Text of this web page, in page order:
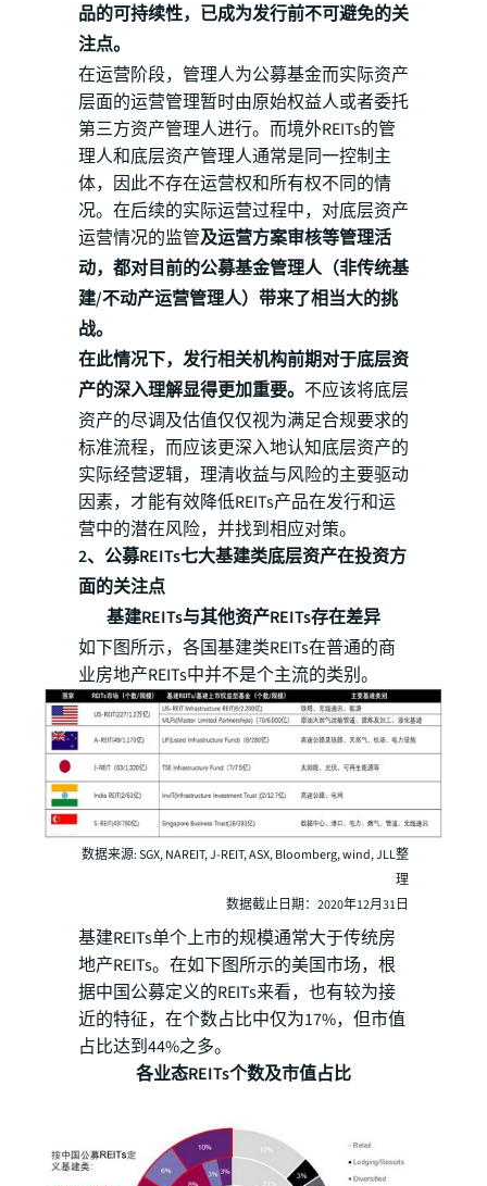
品的可持续性，已成为发行前不可避免的关
注点。
在运营阶段，管理人为公募基金而实际资产
层面的运营管理暂时由原始权益人或者委托
第三方资产管理人进行。而境外REITs的管
理人和底层资产管理人通常是同一控制主
体，因此不存在运营权和所有权不同的情
况。在后续的实际运营过程中，对底层资产
运营情况的监管及运营方案审核等管理活
动，都对目前的公募基金管理人（非传统基
建/不动产运营管理人）带来了相当大的挑
战。
在此情况下，发行相关机构前期对于底层资
产的深入理解显得更加重要。 不应该将底层
资产的尽调及估值仅仅视为满足合规要求的
标准流程，而应该更深入地认知底层资产的
实际经营逻辑，理清收益与风险的主要驱动
因素，才能有效降低REITs产品在发行和运
营中的潜在风险，并找到相应对策。
2、公募REITs七大基建类底层资产在投资方
面的关注点
基建REITs与其他资产REITs存在差异
如下图所示，各国基建类REITs在普通的商
业房地产REITs中并不是个主流的类别。
数据来源: SGX, NAREIT, J-REIT, ASX, Bloomberg, wind, JLL整
理
数据截止日期：2020年12月31日
基建REITs单个上市的规模通常大于传统房
地产REITs。在如下图所示的美国市场，根
据中国公募定义的REITs来看，也有较为接
近的特征，在个数占比中仅为17%，但市值
占比达到44%之多。
各业态REITs个数及市值占比